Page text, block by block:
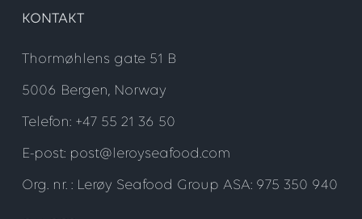
KONTAKT
Thormøhlens gate 51 B
5006 Bergen, Norway
Telefon: +47 55 21 36 50
E-post: post@leroyseafood.com
Org. nr. : Lerøy Seafood Group ASA: 975 350 940